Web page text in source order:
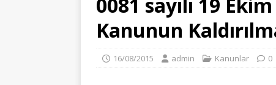
Kanunun
16/08/2015 admin Kanunlar 0